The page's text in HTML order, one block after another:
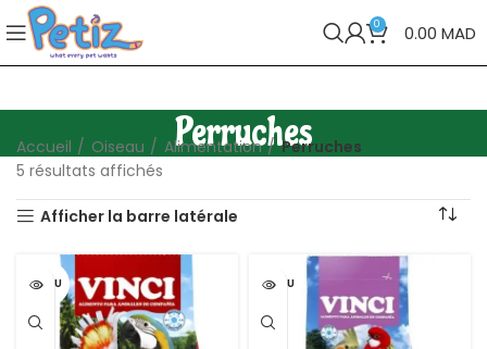
0 0.00 MAD
Perruches
Accueil Oiseau Alimentation
Perruches
5 résultats affichés
Afficher la barre latérale
VENDU VENDU